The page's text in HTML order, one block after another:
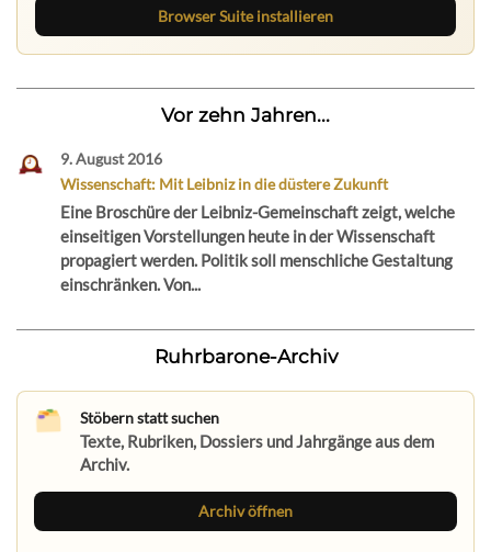
Browser Suite installieren
Vor zehn Jahren...
9. August 2016
Wissenschaft: Mit Leibniz in die düstere Zukunft
Eine Broschüre der Leibniz-Gemeinschaft zeigt, welche
einseitigen Vorstellungen heute in der Wissenschaft
propagiert werden. Politik soll menschliche Gestaltung
einschränken. Von...
Ruhrbarone-Archiv
Stöbern statt suchen
Texte, Rubriken, Dossiers und Jahrgänge aus dem
Archiv.
Archiv öffnen